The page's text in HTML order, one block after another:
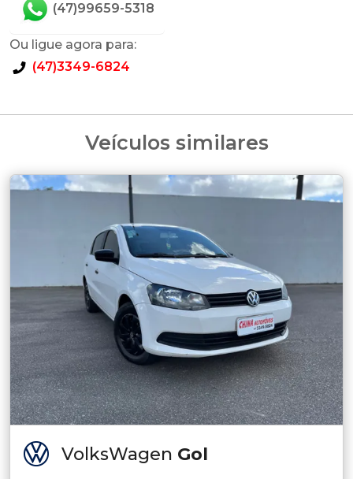
(47)99659-5318
Ou ligue agora para:
(47)3349-6824
Veículos similares
VolksWagen Gol